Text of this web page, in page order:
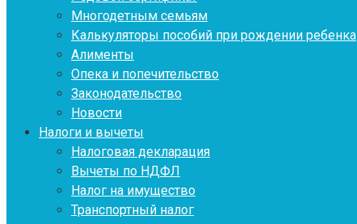
Многодетным семьям
Калькуляторы пособий при рождении ребенка
Алименты
Опека и попечительство
Законодательство
Новости
Налоги и вычеты
Налоговая декларация
Вычеты по НДФЛ
Налог на имущество
Транспортный налог